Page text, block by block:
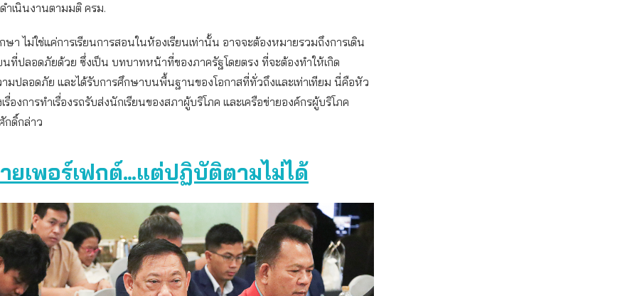
าเนินงานตามมติ ครม.
ษา ไม่ใช่แค่การเรียนการสอนในห้องเรียนเท่านั้น อาจจะต้องหมายรวมถึงการเดิน
ยนที่ปลอดภัยด้วย ซึ่งเป็น บทบาทหน้าที่ของภาครัฐโดยตรง ที่จะต้องทําให้เกิด
มปลอดภัย และได้รับการศึกษาบนพื้นฐานของโอกาสที่ทั่วถึงและเท่าเทียม นี่คือหัว
รื่องการทําเรื่องรถรับส่งนักเรียนของสภาผู้บริโภค และเครือข่ายองค์กรผู้บริโภค
กดิ์กล่าว
ยเพอร์เฟกต์…แต่ปฏิบัติตามไม่ได้